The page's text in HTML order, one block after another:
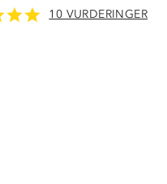
10 VURDERINGER